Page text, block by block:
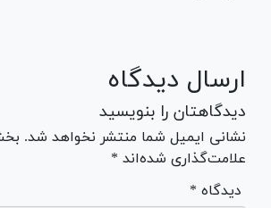
ارسال دیدگاه
دیدگاهتان را بنویسید
نشانی ایمیل شما منتشر نخواهد شد.
علامت‌گذاری شده‌اند *
* دیدگاه